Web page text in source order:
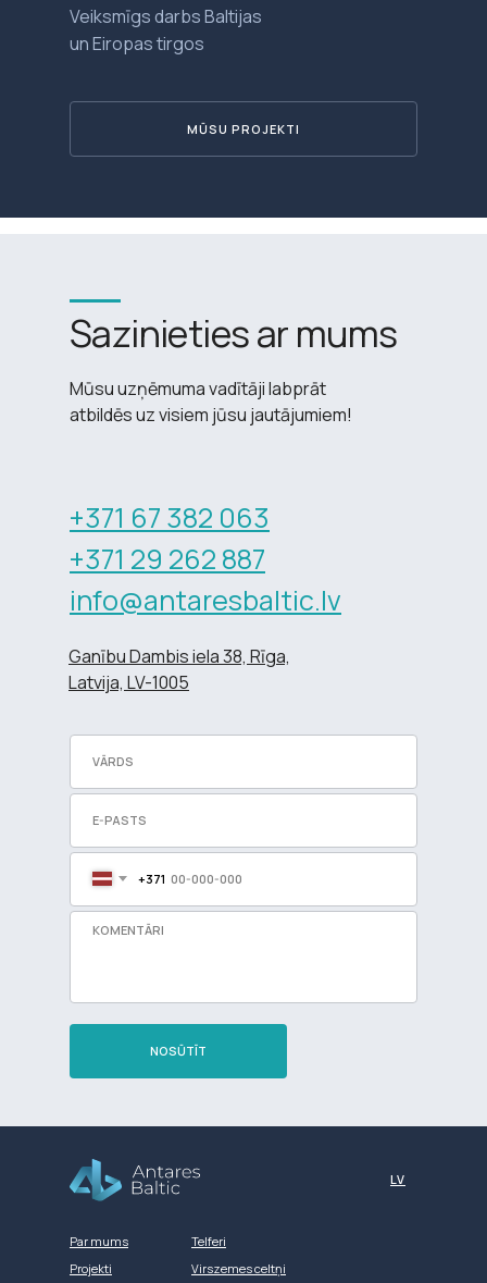
MŪSU PROJEKTI
Veiksmīgs darbs Baltijas
un Eiropas tirgos
Mūsu uzņēmuma vadītāji labprāt
atbildēs uz visiem jūsu jautājumiem!
Sazinieties ar mums
+371 67 382 063
+371 29 262 887
info@antaresbaltic.lv
Ganību Dambis iela 38, Rīga,
Latvija, LV-1005
+371
NOSŪTĪT
Par mums
Projekti
Telferi
Virszemes celtņi
LV
Разработка сайта